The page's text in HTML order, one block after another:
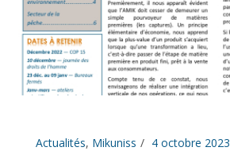
Actualités, Mikuniss 4 octobre 2023